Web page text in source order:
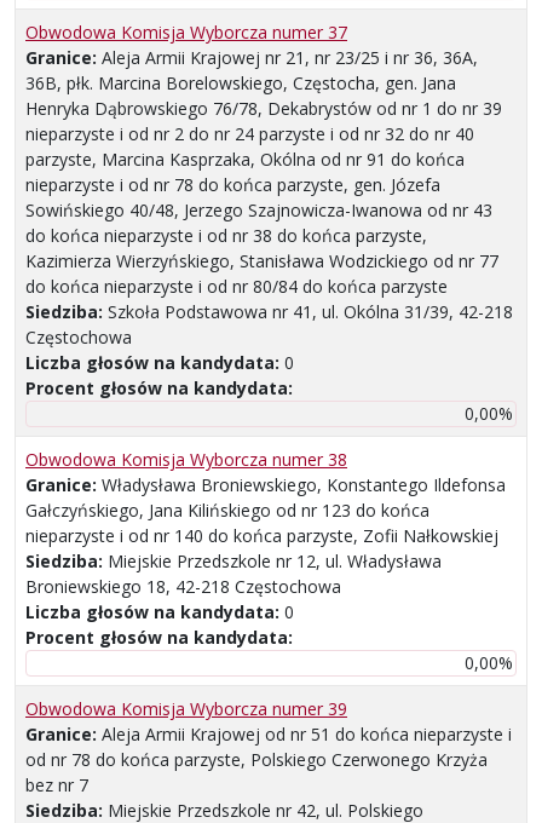
Obwodowa Komisja Wyborcza numer 37
Granice: Aleja Armii Krajowej nr 21, nr 23/25 i nr 36, 36A,
36B, płk. Marcina Borelowskiego, Częstocha, gen. Jana
Henryka Dąbrowskiego 76/78, Dekabrystów od nr 1 do nr 39
nieparzyste i od nr 2 do nr 24 parzyste i od nr 32 do nr 40
parzyste, Marcina Kasprzaka, Okólna od nr 91 do końca
nieparzyste i od nr 78 do końca parzyste, gen. Józefa
Sowińskiego 40/48, Jerzego Szajnowicza-Iwanowa od nr 43
do końca nieparzyste i od nr 38 do końca parzyste,
Kazimierza Wierzyńskiego, Stanisława Wodzickiego od nr 77
do końca nieparzyste i od nr 80/84 do końca parzyste
Siedziba: Szkoła Podstawowa nr 41, ul. Okólna 31/39, 42-218
Częstochowa
Liczba głosów na kandydata: 0
Procent głosów na kandydata:
0,00%
Obwodowa Komisja Wyborcza numer 38
Granice: Władysława Broniewskiego, Konstantego Ildefonsa
Gałczyńskiego, Jana Kilińskiego od nr 123 do końca
nieparzyste i od nr 140 do końca parzyste, Zofii Nałkowskiej
Siedziba: Miejskie Przedszkole nr 12, ul. Władysława
Broniewskiego 18, 42-218 Częstochowa
Liczba głosów na kandydata: 0
Procent głosów na kandydata:
0,00%
Obwodowa Komisja Wyborcza numer 39
Granice: Aleja Armii Krajowej od nr 51 do końca nieparzyste i
od nr 78 do końca parzyste, Polskiego Czerwonego Krzyża
bez nr 7
Siedziba: Miejskie Przedszkole nr 42, ul. Polskiego